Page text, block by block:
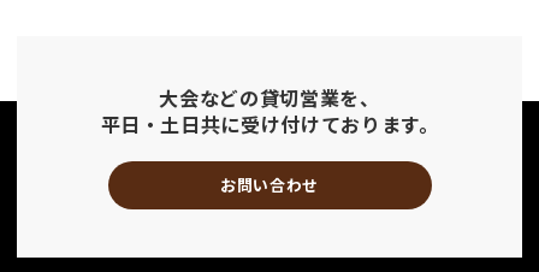
大会などの貸切営業を、
平日・土日共に受け付けております。
お問い合わせ